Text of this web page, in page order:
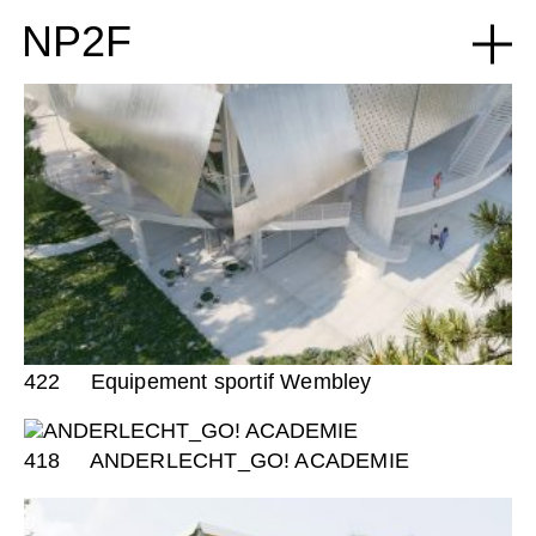
NP2F
422 Equipement sportif Wembley
418 ANDERLECHT_GO! ACADEMIE